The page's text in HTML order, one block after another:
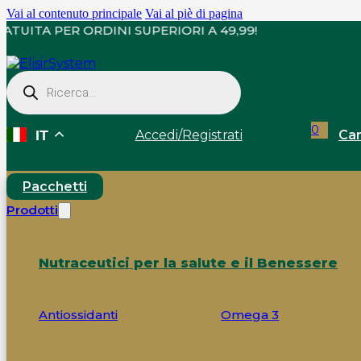
Vai al contenuto principale Vai al piè di pagina
GRATUITA PER ORDINI SUPERIORI A 49,99!
Ricerca
prodotti
IT Accedi/Registrati 0
Pacchetti
Prodotti
Nutraceutici per la salute e il Benessere
Antiossidanti Omega 3